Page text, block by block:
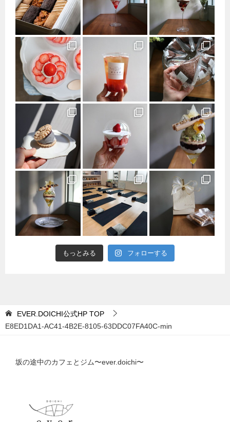
もっとみる フォローする
EVER.DOICHI公式HP TOP
E8ED1DA1-AC41-4B2E-8105-63DDC07FA40C-min
坂の途中のカフェとジム〜ever.doichi〜